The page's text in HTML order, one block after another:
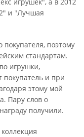
и "Лучшая
поэтому
стандартам.
игрушки,
покупатель и при
этому мой
Пару слов о
получили.